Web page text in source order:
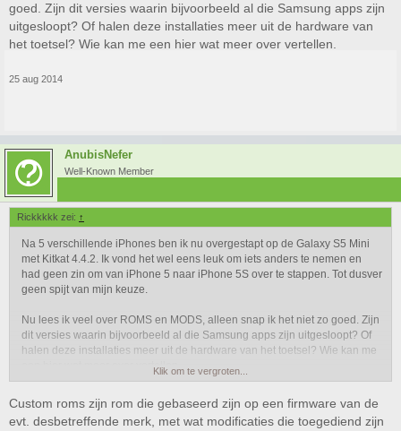
goed. Zijn dit versies waarin bijvoorbeeld al die Samsung apps zijn
uitgesloopt? Of halen deze installaties meer uit de hardware van
het toetsel? Wie kan me een hier wat meer over vertellen.
25 aug 2014
AnubisNefer
Well-Known Member
Rickkkkk zei: ↑
Na 5 verschillende iPhones ben ik nu overgestapt op de Galaxy S5 Mini
met Kitkat 4.4.2. Ik vond het wel eens leuk om iets anders te nemen en
had geen zin om van iPhone 5 naar iPhone 5S over te stappen. Tot dusver
geen spijt van mijn keuze.
Nu lees ik veel over ROMS en MODS, alleen snap ik het niet zo goed. Zijn
dit versies waarin bijvoorbeeld al die Samsung apps zijn uitgesloopt? Of
halen deze installaties meer uit de hardware van het toetsel? Wie kan me
een hier wat meer over vertellen.Klik om te vergroten...
Custom roms zijn rom die gebaseerd zijn op een firmware van de
evt. desbetreffende merk, met wat modificaties die toegediend zijn